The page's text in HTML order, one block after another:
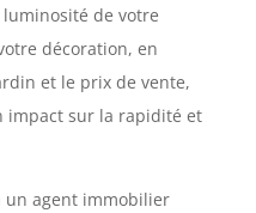
de votre
décoration, en
et le prix de vente,
impact sur la rapidité et
un agent immobilier